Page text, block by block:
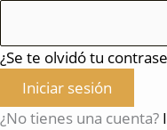
¿Se te olvidó tu
Iniciar sesión
¿No tienes una cuenta?